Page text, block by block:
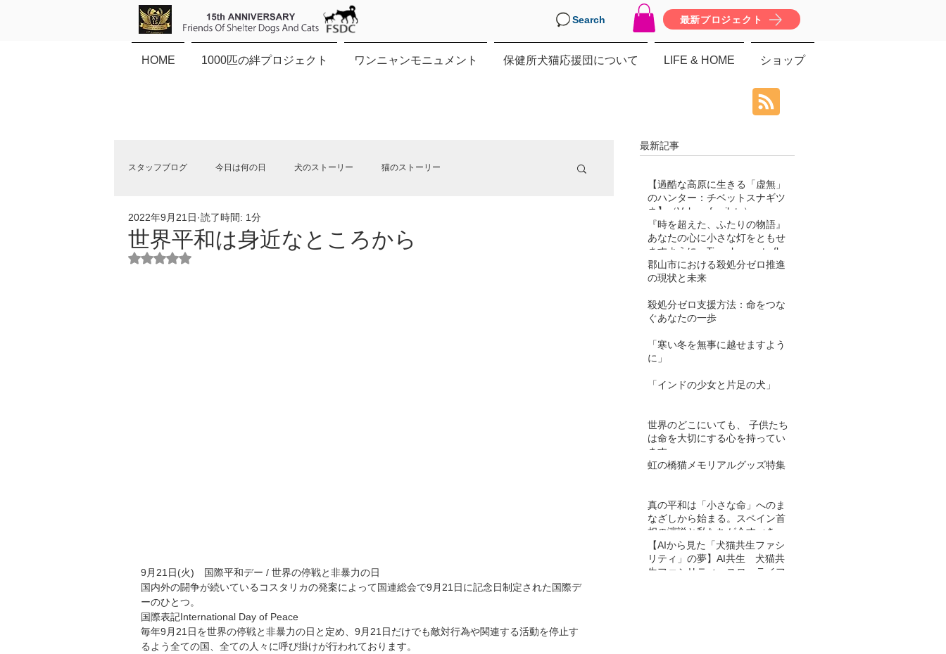
Search 最新プロジェクト
HOME 1000匹の絆プロジェクト ワンニャンモニュメント 保健所犬猫応援団について LIFE & HOME ショップ
スタッフブログ 今日は何の日 犬のストーリー 猫のストーリー
保健所犬猫応援団NEWS
世界平和は身近なところから
2022年9月21日 読了時間: 1分
5つ星のうちNaNと評価されています。
9月21日(火)　国際平和デー / 世界の停戦と非暴力の日
国内外の闘争が続いているコスタリカの発案によって国連総会で9月21日に記念日制定された国際デ
ーのひとつ。
国際表記International Day of Peace
毎年9月21日を世界の停戦と非暴力の日と定め、9月21日だけでも敵対行為や関連する活動を停止す
るよう全ての国、全ての人々に呼び掛けが行われております。
最新記事
【過酷な高原に生きる「虚無」
のハンター：チベットスナギツ
ネ】（Vulpes ferrilata）
『時を超えた、ふたりの物語』
あなたの心に小さな灯をともせ
ますように。Time began to flow
again
郡山市における殺処分ゼロ推進
の現状と未来
殺処分ゼロ支援方法：命をつな
ぐあなたの一歩
「寒い冬を無事に越せますよう
に」
「インドの少女と片足の犬」
世界のどこにいても、 子供たち
は命を大切にする心を持ってい
ます。
虹の橋猫メモリアルグッズ特集
真の平和は「小さな命」へのま
なざしから始まる。スペイン首
相の演説と私たちが今すべきこ
と【AIから見た「犬猫共生ファシ
リティ」の夢】AI共生 犬猫共
生ファシリティ スローライフ